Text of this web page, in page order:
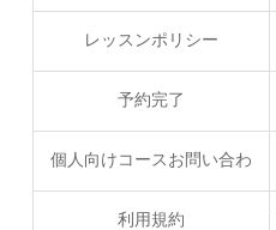
レッスンポリシー
予約完了
個人向けコースお問い合わ
せ・お申し込みフォーム
利用規約